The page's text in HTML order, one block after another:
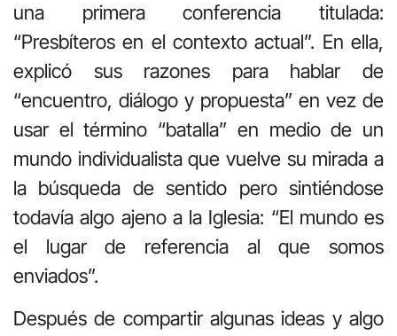
una primera conferencia titulada:
“Presbíteros en el contexto actual”. En ella,
explicó sus razones para hablar de
“encuentro, diálogo y propuesta” en vez de
usar el término “batalla” en medio de un
mundo individualista que vuelve su mirada a
la búsqueda de sentido pero sintiéndose
todavía algo ajeno a la Iglesia: “El mundo es
el lugar de referencia al que somos
enviados”.
Después de compartir algunas ideas y algo